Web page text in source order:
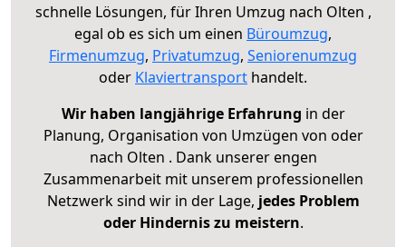
schnelle Lösungen, für Ihren Umzug nach Olten ,
egal ob es sich um einen Büroumzug,
Firmenumzug, Privatumzug, Seniorenumzug
oder Klaviertransport handelt.
Wir haben langjährige Erfahrung in der
Planung, Organisation von Umzügen von oder
nach Olten . Dank unserer engen
Zusammenarbeit mit unserem professionellen
Netzwerk sind wir in der Lage, jedes Problem
oder Hindernis zu meistern.